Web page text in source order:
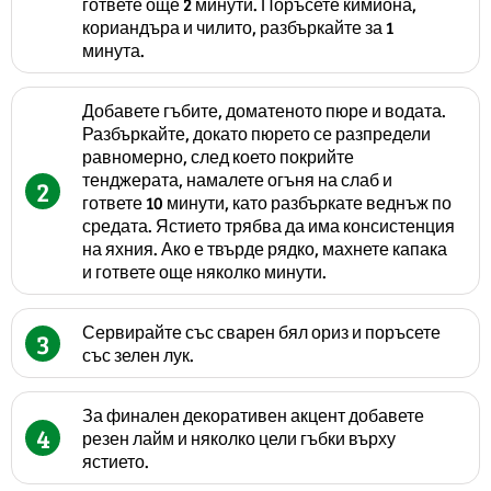
кориандъра и чилито, разбъркайте за 1
минута.
2
Добавете гъбите, доматеното пюре и водата.
Разбъркайте, докато пюрето се разпредели
равномерно, след което покрийте
тенджерата, намалете огъня на слаб и
гответе 10 минути, като разбъркате веднъж по
средата. Ястието трябва да има консистенция
на яхния. Ако е твърде рядко, махнете капака
и гответе още няколко минути.
3
Сервирайте със сварен бял ориз и поръсете
със зелен лук.
4
За финален декоративен акцент добавете
резен лайм и няколко цели гъбки върху
ястието.